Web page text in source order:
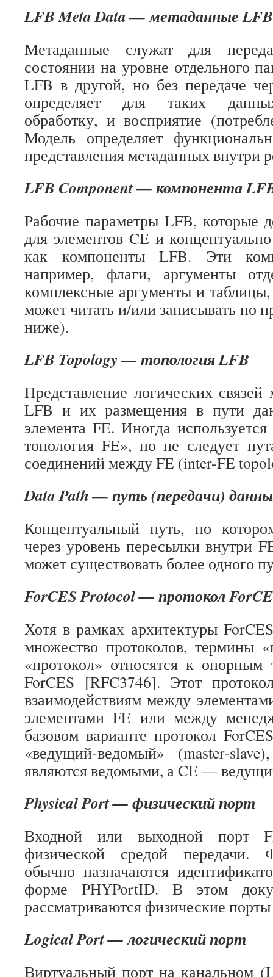
LFB Meta Data — метаданные LFB
Метаданные служат для
состоянии на уровне отдельного
LFB в другой, но без передаче
определяет для таких
обработку, и восприятие
Модель определяет
представления метаданных внутри
LFB Component — компонента
Рабочие параметры LFB, которые
для элементов CE и
как компоненты LFB. Эти
например, флаги, аргументы
комплексные аргументы и
может читать и/или записывать по
ниже).
LFB Topology — топология LFB
Представление логических
LFB и их размещения в пути
элемента FE. Иногда
топология FE», но не следует
соединений между FE (inter-FE
Data Path — путь (передачи)
Концептуальный путь, по
через уровень пересылки внутри
может существовать более одного
ForCES Protocol — протокол
Хотя в рамках архитектуры
множество протоколов, термины
«протокол» относятся к
ForCES [RFC3746]. Этот
взаимодействиям между
элементами FE или между
базовом варианте протокол
«ведущий-ведомый» (master-
являются ведомыми, а CE —
Physical Port — физический порт
Входной или выходной порт
физической средой передачи.
обычно назначаются
форме PHYPortID. В этом
рассматриваются физические
Logical Port — логический порт
Виртуальный порт на канальном